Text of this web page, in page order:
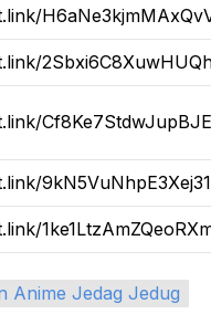
Anime Jedag Jedug